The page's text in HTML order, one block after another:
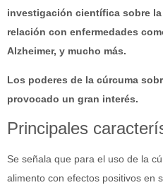
investigación científica sobre
relación con enfermedades
Alzheimer, y mucho más.
Los poderes de la cúrcuma
provocado un gran interés.
Principales
Se señala que para el uso de la
alimento con efectos positivos en